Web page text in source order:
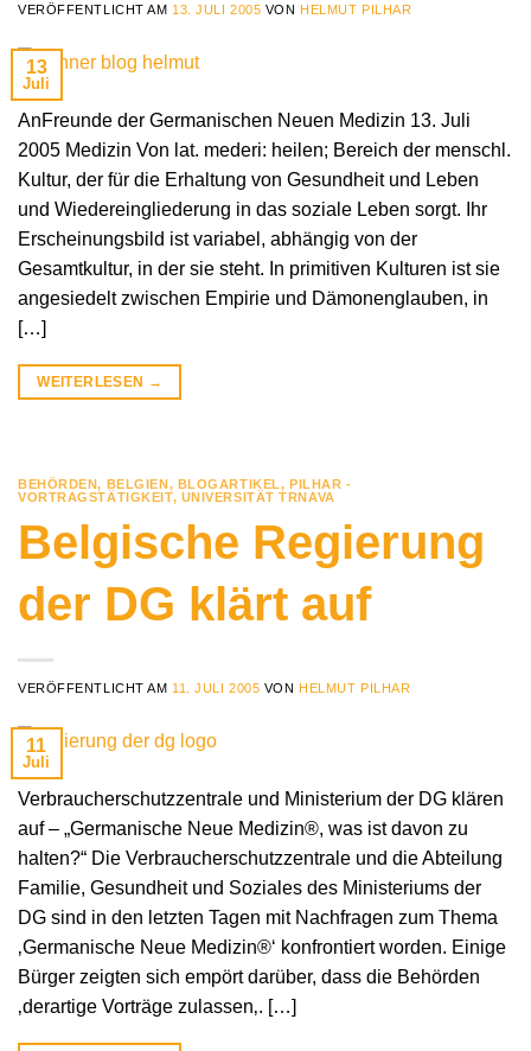
VERÖFFENTLICHT AM 13. JULI 2005 VON HELMUT PILHAR
13
Juli
AnFreunde der Germanischen Neuen Medizin 13. Juli
2005 Medizin Von lat. mederi: heilen; Bereich der menschl.
Kultur, der für die Erhaltung von Gesundheit und Leben
und Wiedereingliederung in das soziale Leben sorgt. Ihr
Erscheinungsbild ist variabel, abhängig von der
Gesamtkultur, in der sie steht. In primitiven Kulturen ist sie
angesiedelt zwischen Empirie und Dämonenglauben, in
[…]
WEITERLESEN →
BEHÖRDEN, BELGIEN, BLOGARTIKEL, PILHAR -
VORTRAGSTÄTIGKEIT, UNIVERSITÄT TRNAVA
Belgische Regierung
der DG klärt auf
VERÖFFENTLICHT AM 11. JULI 2005 VON HELMUT PILHAR
11
Juli
Verbraucherschutzzentrale und Ministerium der DG klären
auf – „Germanische Neue Medizin®, was ist davon zu
halten?“ Die Verbraucherschutzzentrale und die Abteilung
Familie, Gesundheit und Soziales des Ministeriums der
DG sind in den letzten Tagen mit Nachfragen zum Thema
‚Germanische Neue Medizin®‘ konfrontiert worden. Einige
Bürger zeigten sich empört darüber, dass die Behörden
‚derartige Vorträge zulassen‚. […]